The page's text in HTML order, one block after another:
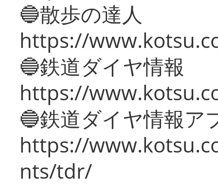
🔵散歩の達人
https://
🔵鉄道ダイヤ情報
https://
🔵鉄道ダイヤ情報ア
https://
nts/tdr/